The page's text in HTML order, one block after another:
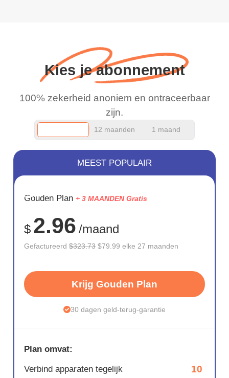
Kies je abonnement
100% zekerheid anoniem en ontraceerbaar
zijn.
12 maanden 1 maand
BESPAAR
75%
MEEST POPULAIR
Gouden Plan + 3 MAANDEN Gratis
$ 2.96 /maand
Gefactureerd$323.73 $79.99 elke 27 maanden
Krijg Gouden Plan
30 dagen geld-terug-garantie
Plan omvat:
Verbind apparaten tegelijk 10